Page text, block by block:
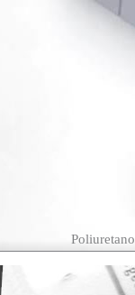
Poliuretano